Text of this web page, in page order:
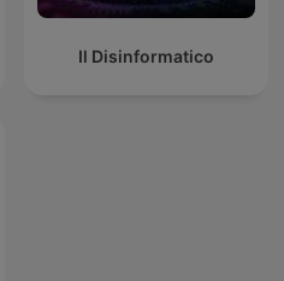
Il Disinformatico